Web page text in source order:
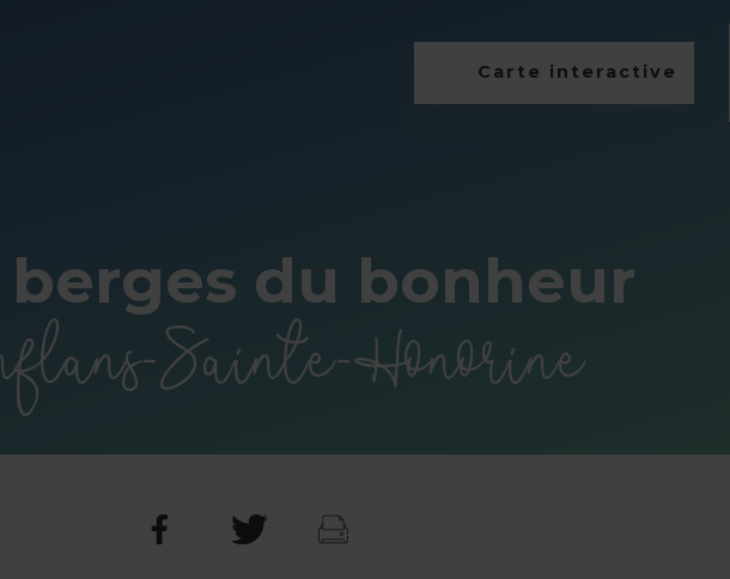
Carte interactive
berges du bonheur
Sainte-Honorine